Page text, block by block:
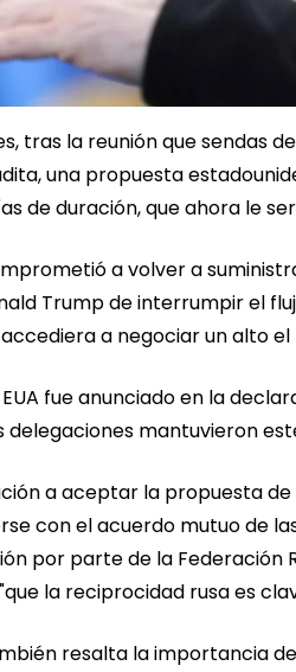
tras la reunión que sendas
una propuesta
de duración, que ahora le
a volver a
Trump de interrumpir el
a negociar un alto el
fue anunciado en la
delegaciones mantuvieron
a aceptar la propuesta
con el acuerdo mutuo de
por parte de la Federación
la reciprocidad rusa es
resalta la importancia